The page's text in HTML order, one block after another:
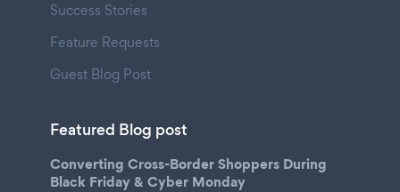
Success Stories
Feature Requests
Guest Blog Post
Featured Blog post
Converting Cross-Border Shoppers During
Black Friday & Cyber Monday